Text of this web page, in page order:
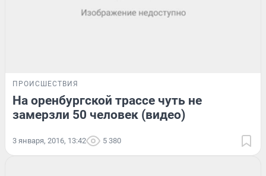
ПРОИСШЕСТВИЯ
На оренбургской трассе чуть не
замерзли 50 человек (видео)
3 января, 2016, 13:42 5 380